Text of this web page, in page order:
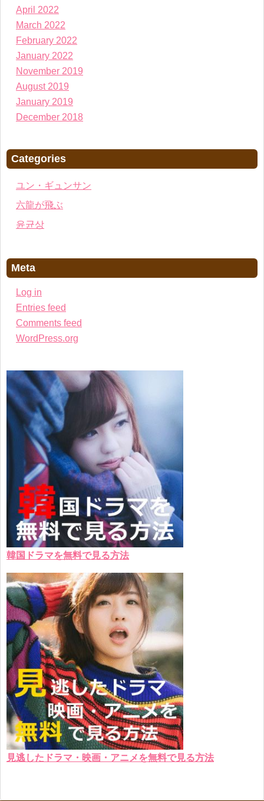
April 2022
March 2022
February 2022
January 2022
November 2019
August 2019
January 2019
December 2018
Categories
ユン・ギュンサン
六龍が飛ぶ
윤균상
Meta
Log in
Entries feed
Comments feed
WordPress.org
韓国ドラマを無料で見る方法
見逃したドラマ・映画・アニメを無料で見る方法